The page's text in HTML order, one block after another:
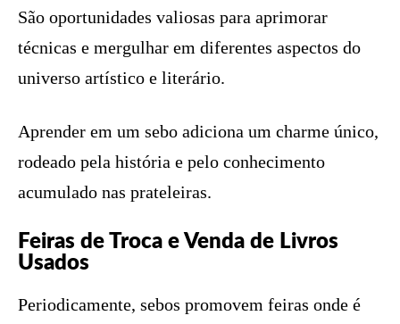
São oportunidades valiosas para aprimorar
técnicas e mergulhar em diferentes aspectos do
universo artístico e literário.
Aprender em um sebo adiciona um charme único,
rodeado pela história e pelo conhecimento
acumulado nas prateleiras.
Feiras de Troca e Venda de Livros
Usados
Periodicamente, sebos promovem feiras onde é